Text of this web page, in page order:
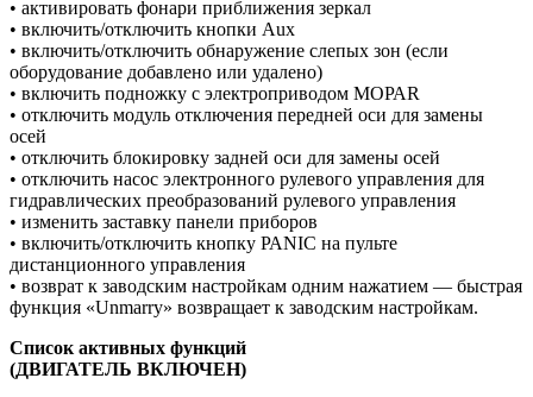
• активировать фонари приближения зеркал
• включить/отключить кнопки Аuх
• включить/отключить обнаружение слепых зон (если
оборудование добавлено или удалено)
• включить подножку с электроприводом МОРАR
• отключить модуль отключения передней оси для замены
осей
• отключить блокировку задней оси для замены осей
• отключить насос электронного рулевого управления для
гидравлических преобразований рулевого управления
• изменить заставку панели приборов
• включить/отключить кнопку РАNIС на пульте
дистанционного управления
• возврат к заводским настройкам одним нажатием — быстрая
функция «Unmаrry» возвращает к заводским настройкам.
Список активных функций
(ДВИГАТЕЛЬ ВКЛЮЧЕН)